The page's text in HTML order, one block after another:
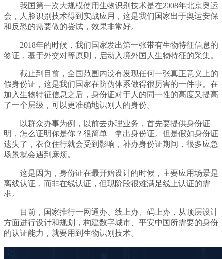
我国第一次大规模使用生物识别技术是在2008年北京奥运
会，人脸识别技术得到实战应用，这是我们国家出于奥运安保
和反恐的需要做的尝试，效果非常好。
2018年的时候，我们国家发出第一张带有生物特征信息的
签证，基于外交对等原则，启动入境外国人生物特征的采集。
截止到目前，全国范围内没有发现任何一张真正意义上的
假身份证，这是我们国家在防伪体系做得很厉害的一件事。在
加入生物特征信息之后，身份证对于人的同一性的高度又提高
了一个层级，可以更准确地识别人的身份。
以群众办事为例，以前去办理业务，首先要提供身份证
明，怎么证明你是你？很简单，拿出身份证。但是假如身份证
遗失了，衣食住行就会受到影响，补办身份证期间，很多应急
场景就会遇到麻烦。
这是因为，身份证在最开始设计的时候，主要应用场景是
离线认证，而非在线认证，但现阶段很难满足线上认证的需
求。
目前，国家推行一网通办、线上办、码上办，从顶层设计
方面进行设计和规划，构建数字城市、平安中国所需要的身份
的认证能力，就要用到生物识别技术。